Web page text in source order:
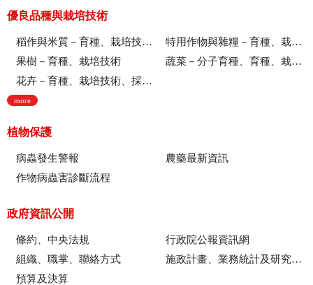
優良品種與栽培技術
稻作與米質－育種、栽培技術、綜合、稻米品質
特用作物與雜糧－育種、栽培技術
果樹－育種、栽培技術
蔬菜－分子育種、育種、栽培技術
花卉－育種、栽培技術、採後技術、組織培養、園藝療育、產業推廣
more
植物保護
病蟲發生警報
農藥最新資訊
作物病蟲害診斷流程
政府資訊公開
條約、中央法規
行政院公報資訊網
組織、職掌、聯絡方式
施政計畫、業務統計及研究報告
預算及決算